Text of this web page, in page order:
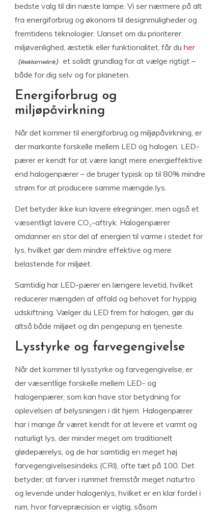
bedste valg til din næste lampe. Vi ser nærmere på alt
fra energiforbrug og økonomi til designmuligheder og
fremtidens teknologier. Uanset om du prioriterer
miljøvenlighed, æstetik eller funktionalitet, får du her
et solidt grundlag for at vælge rigtigt –
både for dig selv og for planeten.
Energiforbrug og
miljøpåvirkning
Når det kommer til energiforbrug og miljøpåvirkning, er
der markante forskelle mellem LED og halogen. LED-
pærer er kendt for at være langt mere energieffektive
end halogenpærer – de bruger typisk op til 80% mindre
strøm for at producere samme mængde lys.
Det betyder ikke kun lavere elregninger, men også et
væsentligt lavere CO₂-aftryk. Halogenpærer
omdanner en stor del af energien til varme i stedet for
lys, hvilket gør dem mindre effektive og mere
belastende for miljøet.
Samtidig har LED-pærer en længere levetid, hvilket
reducerer mængden af affald og behovet for hyppig
udskiftning. Vælger du LED frem for halogen, gør du
altså både miljøet og din pengepung en tjeneste.
Lysstyrke og farvegengivelse
Når det kommer til lysstyrke og farvegengivelse, er
der væsentlige forskelle mellem LED- og
halogenpærer, som kan have stor betydning for
oplevelsen af belysningen i dit hjem. Halogenpærer
har i mange år været kendt for at levere et varmt og
naturligt lys, der minder meget om traditionelt
glødepærelys, og de har samtidig en meget høj
farvegengivelsesindeks (CRI), ofte tæt på 100. Det
betyder, at farver i rummet fremstår meget naturtro
og levende under halogenlys, hvilket er en klar fordel i
rum, hvor farvepræcision er vigtig, såsom